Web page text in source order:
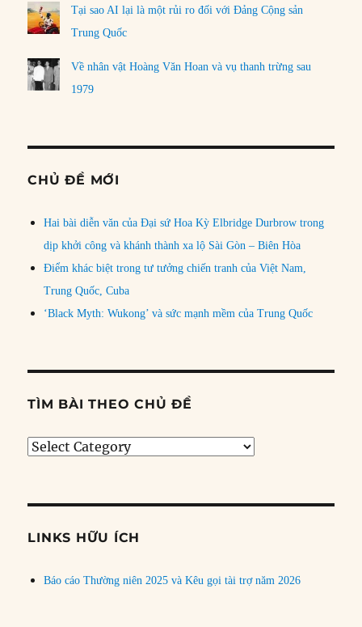
Tại sao AI lại là một rủi ro đối với Đảng Cộng sản
Trung Quốc
Về nhân vật Hoàng Văn Hoan và vụ thanh trừng sau
1979
CHỦ ĐỀ MỚI
Hai bài diễn văn của Đại sứ Hoa Kỳ Elbridge Durbrow trong
dịp khởi công và khánh thành xa lộ Sài Gòn – Biên Hòa
Điểm khác biệt trong tư tưởng chiến tranh của Việt Nam,
Trung Quốc, Cuba
‘Black Myth: Wukong’ và sức mạnh mềm của Trung Quốc
TÌM BÀI THEO CHỦ ĐỀ
Tìm
đề
LINKS HỮU ÍCH
Báo cáo Thường niên 2025 và Kêu gọi tài trợ năm 2026